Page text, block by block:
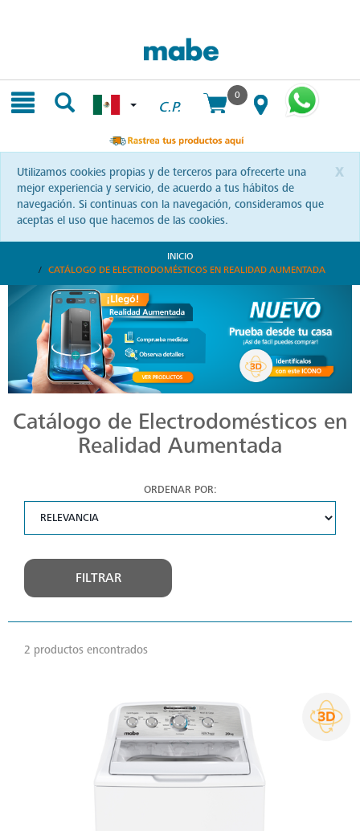
C.P.
0
x
Utilizamos cookies propias y de terceros para ofrecerte una
mejor experiencia y servicio, de acuerdo a tus hábitos de
navegación. Si continuas con la navegación, consideramos que
aceptas el uso que hacemos de las cookies.
INICIO
CATÁLOGO DE ELECTRODOMÉSTICOS EN REALIDAD AUMENTADA
Catálogo de Electrodomésticos en
Realidad Aumentada
ORDENAR POR:
FILTRAR
2 productos encontrados